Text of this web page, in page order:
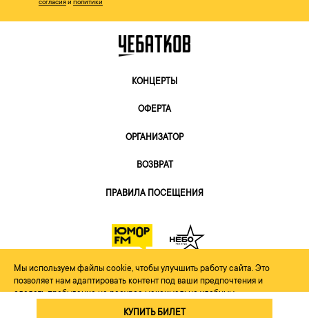
КУПИТЬ БИЛЕТ
согласияи политики
КОНЦЕРТЫ
ОФЕРТА
ОРГАНИЗАТОР
ВОЗВРАТ
ПРАВИЛА ПОСЕЩЕНИЯ
2026, Небо Рекордс
Мы используем файлы cookie, чтобы улучшить работу сайта. Это
позволяет нам адаптировать контент под ваши предпочтения и
сделать пребывание на ресурсе максимально удобным
Политика конфиденциальности